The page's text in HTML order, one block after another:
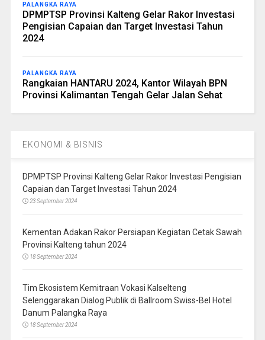
PALANGKA RAYA
DPMPTSP Provinsi Kalteng Gelar Rakor Investasi
Pengisian Capaian dan Target Investasi Tahun
2024
PALANGKA RAYA
Rangkaian HANTARU 2024, Kantor Wilayah BPN
Provinsi Kalimantan Tengah Gelar Jalan Sehat
EKONOMI & BISNIS
DPMPTSP Provinsi Kalteng Gelar Rakor Investasi Pengisian
Capaian dan Target Investasi Tahun 2024
23 September 2024
Kementan Adakan Rakor Persiapan Kegiatan Cetak Sawah
Provinsi Kalteng tahun 2024
18 September 2024
Tim Ekosistem Kemitraan Vokasi Kalselteng
Selenggarakan Dialog Publik di Ballroom Swiss-Bel Hotel
Danum Palangka Raya
18 September 2024